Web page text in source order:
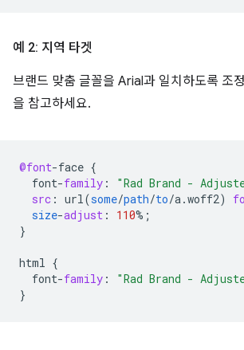
예 2: 지역 타겟
브랜드 맞춤 글꼴을 Arial과 일치하도록 조
을 참고하세요.
@font-face {
font-family : "Rad Brand -
src : url(some/path/to/a.woff2)
size-adjust : 110% ;
}
html {
font-family : "Rad Brand -
}